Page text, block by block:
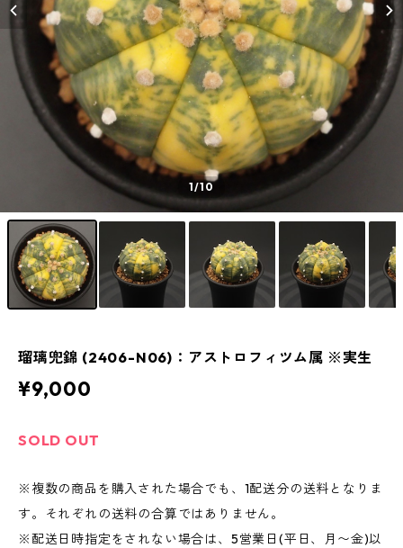
1/10
瑠璃兜錦 (2406-N06)：アストロフィツム属 ※実生
¥9,000
SOLD OUT
※複数の商品を購入された場合でも、1配送分の送料となりま
す。それぞれの送料の合算ではありません。
※配送日時指定をされない場合は、5営業日(平日、月〜金)以